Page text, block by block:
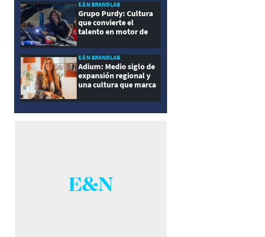
E&N BRANDLAB
Grupo Purdy: Cultura
que convierte el
talento en motor de
E&N BRANDLAB
Adium: Medio siglo de
expansión regional y
una cultura que marca